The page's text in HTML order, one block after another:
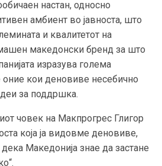
настан, односно
амбиент во јавноста, што
и квалитетот на
македонски бренд за што
изразува голема
оние кои деновиве несебично
за поддршка.
човек на Макпрогрес Глигор
која ја видовме деновиве,
Македонија знае да застане